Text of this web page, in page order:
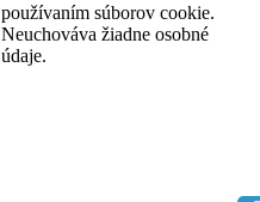
používaním súborov cookie.
Neuchováva žiadne osobné
údaje.